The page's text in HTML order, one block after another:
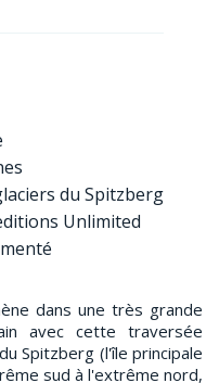
du Spitzberg
Unlimited
dans une très grande
avec cette traversée
Spitzberg (l'île principale
sud à l'extrême nord,